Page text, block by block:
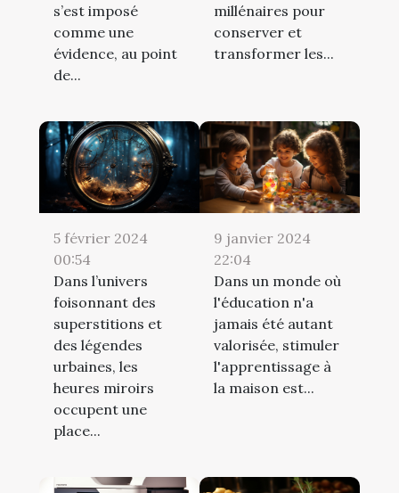
s’est imposé
comme une
évidence, au point
de...
millénaires pour
conserver et
transformer les...
5 février 2024
00:54
Dans l’univers
foisonnant des
superstitions et
des légendes
urbaines, les
heures miroirs
occupent une
place...
9 janvier 2024
22:04
Dans un monde où
l'éducation n'a
jamais été autant
valorisée, stimuler
l'apprentissage à
la maison est...